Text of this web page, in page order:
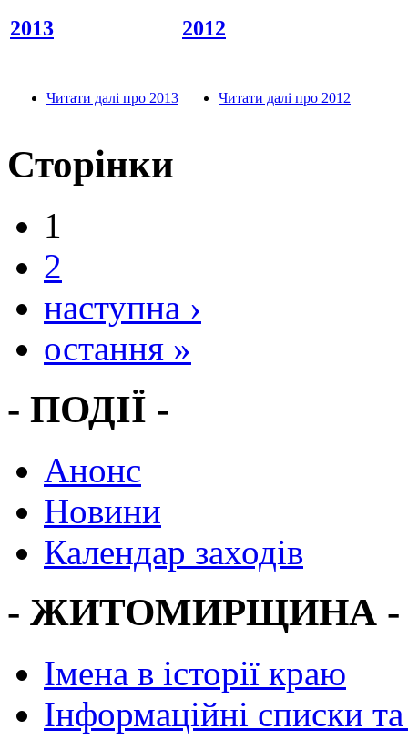
2013
Читати далі про 2013
2012
Читати далі про 2012
Сторінки
1
2
наступна ›
остання »
- ПОДІЇ -
Анонс
Новини
Календар заходів
- ЖИТОМИРЩИНА -
Імена в історії краю
Інформаційні списки